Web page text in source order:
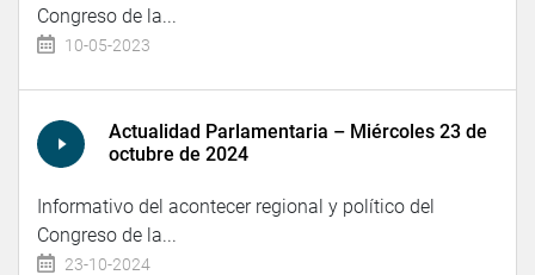
Congreso de la...
10-05-2023
Actualidad Parlamentaria – Miércoles 23 de
octubre de 2024
Informativo del acontecer regional y político del
Congreso de la...
23-10-2024